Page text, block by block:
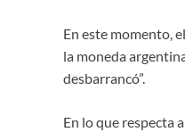
En este momento,
la moneda
desbarrancó”.
En lo que respecta